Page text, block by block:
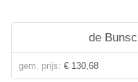
de
gem. prijs: € 130,68